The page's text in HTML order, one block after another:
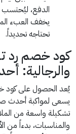
الدفع، ليُحتسب
يخفف العبء
تحتاجه تحديداً.
كود خصم رد
والرجالية:
يُعد الحصول على كود
يسعى لمواكبة أحدث
تشكيلة واسعة من
والمناسبات، بدءاً من